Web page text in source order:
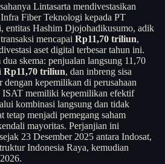
Lintasarta mendivestasikan
Fiber Teknologi kepada PT
entitas Hashim Djojohadikusumo, adik
mencapai Rp11,70 triliun,
aset digital terbesar tahun ini.
skema: penjualan langsung 11,70
Rp11,70 triliun, dan inbreng sisa
dengan kepemilikan di perusahaan
ISAT memiliki kepemilikan efektif
kombinasi langsung dan tidak
menjadi pemegang saham
mayoritas. Perjanjian ini
23 Desember 2025 antara Indosat,
Indonesia Raya, kemudian